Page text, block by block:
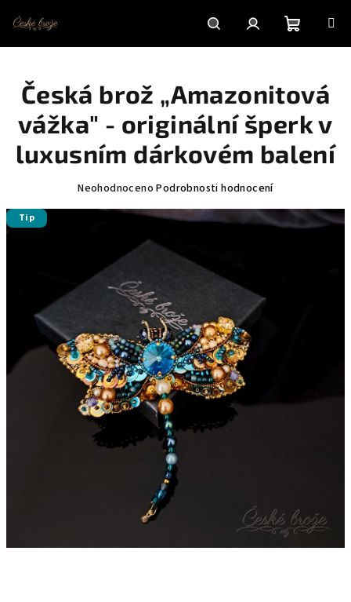
HledatPřihlášeníNákupní
košík
Česká brož „Amazonitová
vážka" - originální šperk v
luxusním dárkovém balení
Průměrné
5
hvězdiček.
Neohodnoceno Podrobnosti hodnocení
Tip